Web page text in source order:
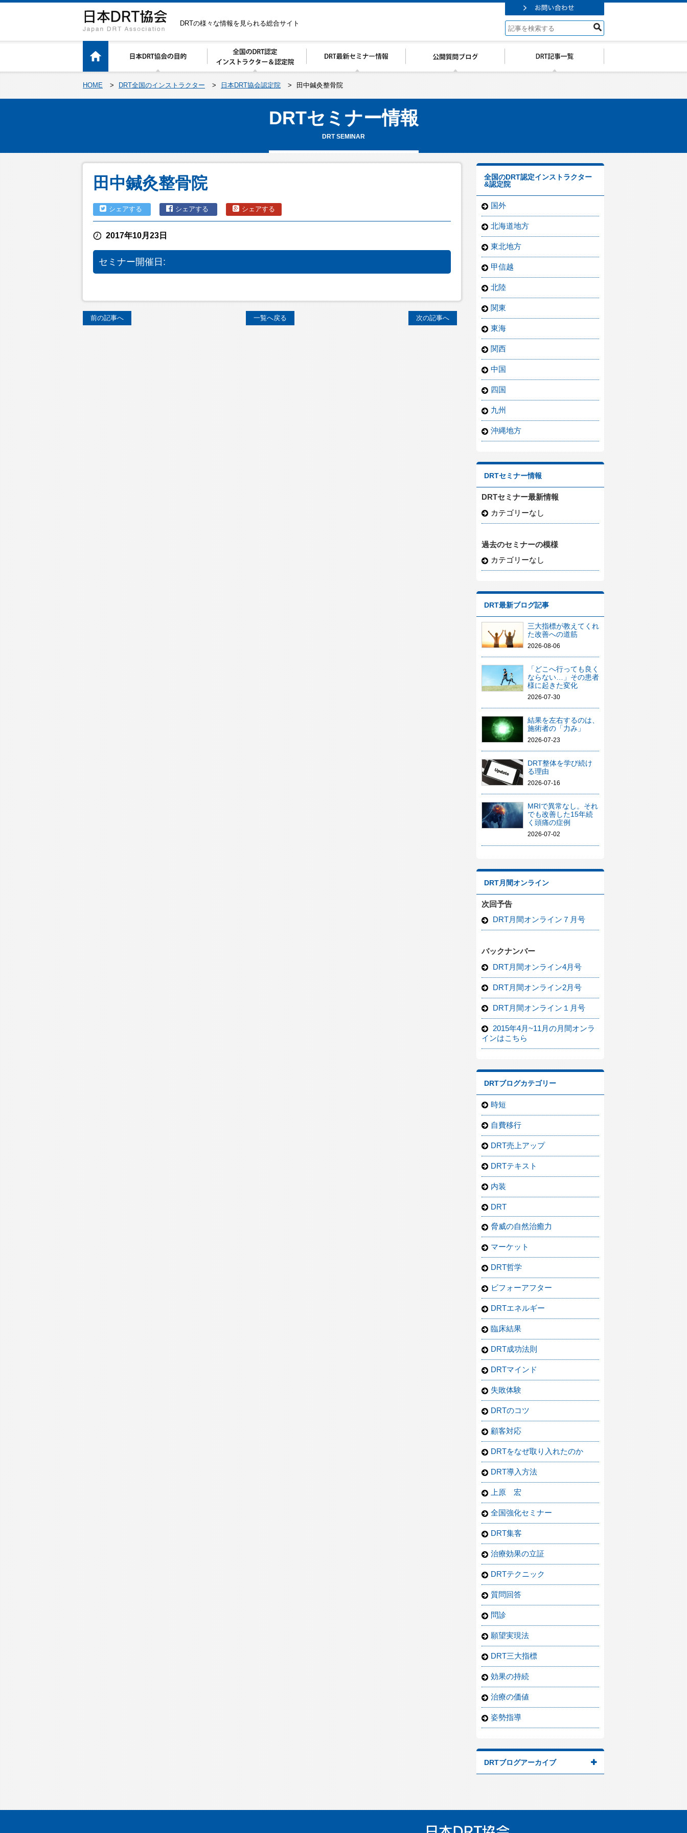
DRTの様々な情報を見られる総合サイト
HOME > DRT全国のインストラクター > 日本DRT協会認定院 > 田中鍼灸整骨院
DRTセミナー情報
DRT SEMINAR
田中鍼灸整骨院
シェアする シェアする シェアする
2017年10月23日
セミナー開催日:
前の記事へ 一覧へ戻る 次の記事へ
全国のDRT認定インストラクター
&認定院
国外
北海道地方
東北地方
甲信越
北陸
関東
東海
関西
中国
四国
九州
沖縄地方
DRTセミナー情報
DRTセミナー最新情報
カテゴリーなし
過去のセミナーの模様
カテゴリーなし
DRT最新ブログ記事
三大指標が教えてくれ
た改善への道筋
2026-08-06
「どこへ行っても良く
ならない…」その患者
様に起きた変化
2026-07-30
結果を左右するのは、
施術者の「力み」
2026-07-23
DRT整体を学び続け
る理由
2026-07-16
MRIで異常なし。それ
でも改善した15年続
く頭痛の症例
2026-07-02
DRT月間オンライン
次回予告
DRT月間オンライン７月号
バックナンバー
DRT月間オンライン4月号
DRT月間オンライン2月号
DRT月間オンライン１月号
2015年4月~11月の月間オンラ
インはこちら
DRTブログカテゴリー
時短
自費移行
DRT売上アップ
DRTテキスト
内装
DRT
脅威の自然治癒力
マーケット
DRT哲学
ビフォーアフター
DRTエネルギー
臨床結果
DRT成功法則
DRTマインド
失敗体験
DRTのコツ
顧客対応
DRTをなぜ取り入れたのか
DRT導入方法
上原 宏
全国強化セミナー
DRT集客
治療効果の立証
DRTテクニック
質問回答
問診
願望実現法
DRT三大指標
効果の持続
治療の価値
姿勢指導
DRTブログアーカイブ